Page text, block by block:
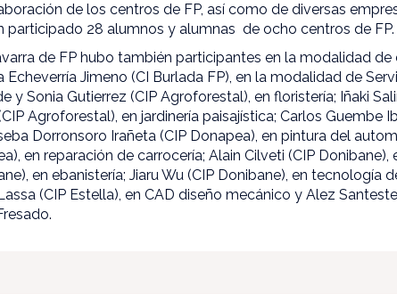
de los centros de FP, así como de diversas
participado 28 alumnos y alumnas de ocho centros de FP.
de FP hubo también participantes en la modalidad de
Jimeno (CI Burlada FP), en la modalidad de
y Sonia Gutierrez (CIP Agroforestal), en floristería; Iñaki
Agroforestal), en jardinería paisajística; Carlos Guembe
Dorronsoro Irañeta (CIP Donapea), en pintura del
en reparación de carrocería; Alain Cilveti (CIP Donibane),
en ebanistería; Jiaru Wu (CIP Donibane), en tecnología
(CIP Estella), en CAD diseño mecánico y Alez